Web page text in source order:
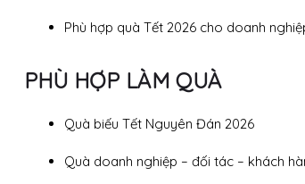
Phù hợp quà Tết 2026 cho doanh
PHÙ HỢP LÀM QUÀ
Quà biếu Tết Nguyên Đán 2026
Quà doanh nghiệp – đối tác – khách